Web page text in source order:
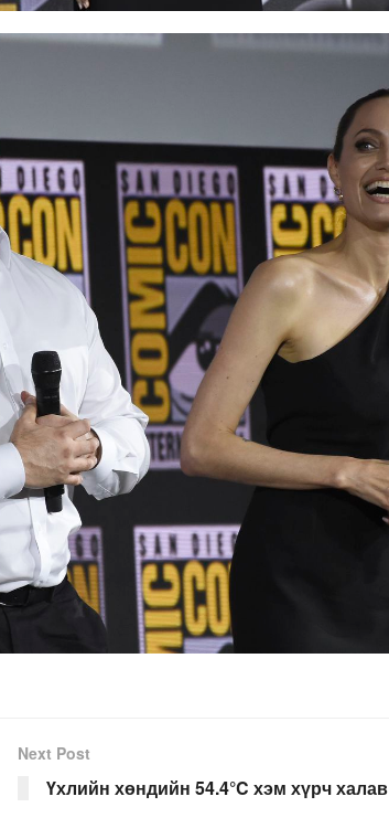
Next Post
Үхлийн хөндийн 54.4°C хэм хүрч халав